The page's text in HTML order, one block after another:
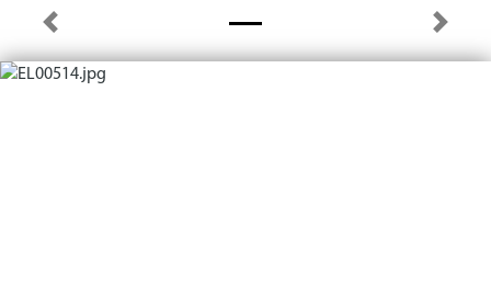
Previous Next